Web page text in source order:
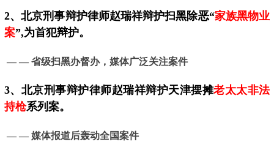
2、北京刑事辩护律师赵瑞祥辩护扫黑除恶“家族黑物业
案”,为首犯辩护。
— — 省级扫黑办督办，媒体广泛关注案件
3、 北京刑事辩护律师赵瑞祥辩护天津摆摊老太太非法
持枪系列案。
— — 媒体报道后轰动全国案件